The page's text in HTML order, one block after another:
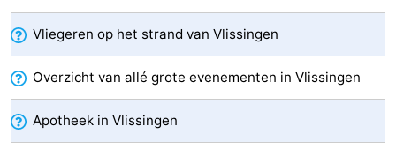
Oosterschelde
Burgh
Haamstede
-
Natuur
Kop
Walcheren
-
Vliegeren op het strand van Vlissingen
Overzicht van allé grote evenementen in Vlissingen
Apotheek in Vlissingen